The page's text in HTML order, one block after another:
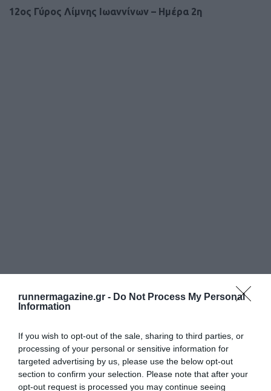
runnermagazine.gr - Do Not Process My Personal
Information
If you wish to opt-out of the sale, sharing to third parties, or
processing of your personal or sensitive information for
targeted advertising by us, please use the below opt-out
section to confirm your selection. Please note that after your
opt-out request is processed you may continue seeing
12ος Γύρος Λίμνης Ιωαννίνων – Ημέρα 2η